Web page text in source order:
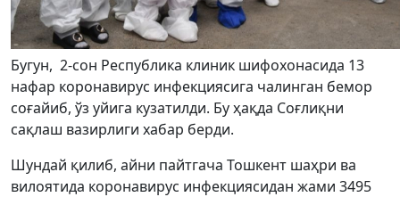
Бугун, 2-сон Республика клиник шифохонасида 13
нафар коронавирус инфекциясига чалинган бемор
соғайиб, ўз уйига кузатилди. Бу ҳақда Соғлиқни
сақлаш вазирлиги хабар берди.
Шундай қилиб, айни пайтгача Тошкент шаҳри ва
вилоятида коронавирус инфекциясидан жами 3495